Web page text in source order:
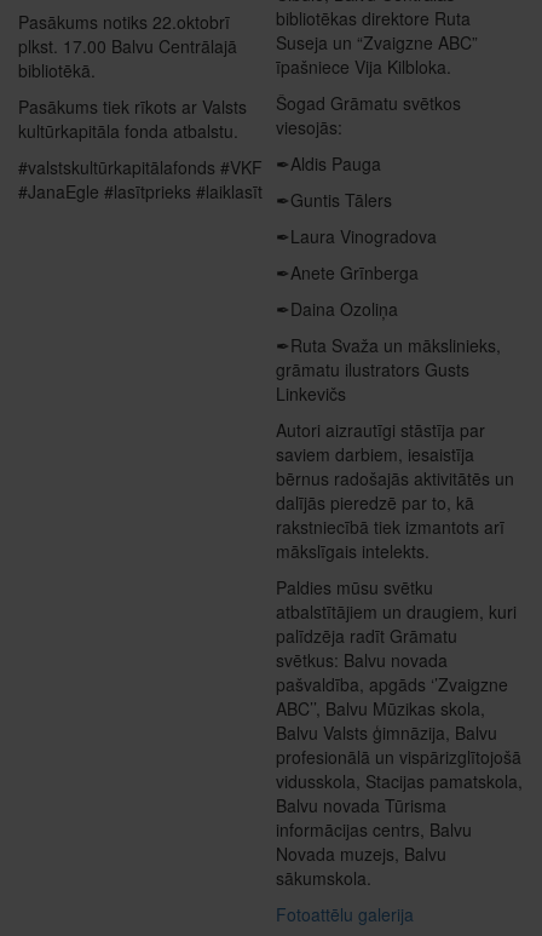
Pasākums notiks 22.oktobrī
plkst. 17.00 Balvu Centrālajā
bibliotēkā.
Pasākums tiek rīkots ar Valsts
kultūrkapitāla fonda atbalstu.
#valstskultūrkapitālafonds #VKF
#JanaEgle #lasītprieks #laiklasīt
bibliotēkas direktore Ruta
Suseja un “Zvaigzne ABC”
īpašniece Vija Kilbloka.
Šogad Grāmatu svētkos
viesojās:
✒Aldis Pauga
✒Guntis Tālers
✒Laura Vinogradova
✒Anete Grīnberga
✒Daina Ozoliņa
✒Ruta Svaža un mākslinieks,
grāmatu ilustrators Gusts
Linkevičs
Autori aizrautīgi stāstīja par
saviem darbiem, iesaistīja
bērnus radošajās aktivitātēs un
dalījās pieredzē par to, kā
rakstniecībā tiek izmantots arī
mākslīgais intelekts.
Paldies mūsu svētku
atbalstītājiem un draugiem, kuri
palīdzēja radīt Grāmatu
svētkus: Balvu novada
pašvaldība, apgāds ‘’Zvaigzne
ABC’’, Balvu Mūzikas skola,
Balvu Valsts ģimnāzija, Balvu
profesionālā un vispārizglītojošā
vidusskola, Stacijas pamatskola,
Balvu novada Tūrisma
informācijas centrs, Balvu
Novada muzejs, Balvu
sākumskola.
Fotoattēlu galerija